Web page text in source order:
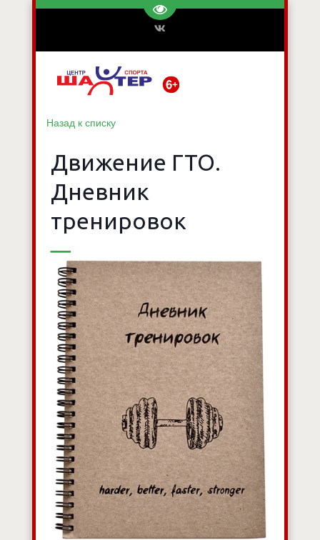
Перейти на версию для
Назад к списку
Движение ГТО.
Дневник
тренировок